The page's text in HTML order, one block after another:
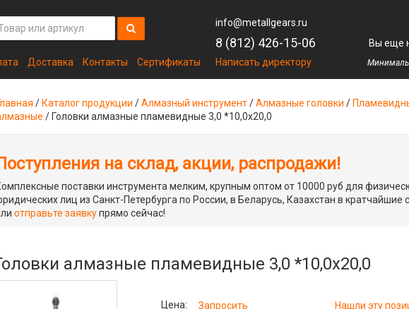
Доставка Контакты Сертификаты
info@metallgears.ru
8 (812) 426-15-06
Написать директору
Вы еще
/ Каталог продукции /Алмазный инструмент/Алмазные головки /
/ Головки алмазные пламевидные 3,0 *10,0х20,0
на склад, акции, распродажи!
поставки инструмента мелким, крупным оптом от 10000 руб для
лиц из Санкт-Петербурга по России, в Беларусь, Казахстан в кратчайшие
отправьте заявкупрямо сейчас!
алмазные пламевидные 3,0 *10,0х20,0
Цена: Запросить Нашли эту